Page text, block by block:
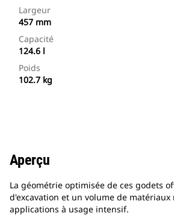
Largeur
457 mm
Capacité
124.6 l
Poids
102.7 kg
Aperçu
La géométrie optimisée de ces godets
d'excavation et un volume de
applications à usage intensif.